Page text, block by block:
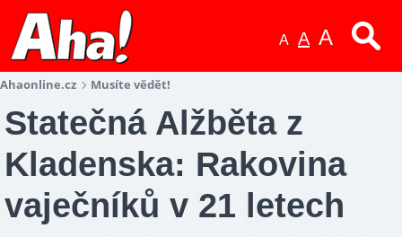
A A A
Ahaonline.cz Musíte vědět!
Statečná Alžběta z
Kladenska: Rakovina
vaječníků v 21 letech